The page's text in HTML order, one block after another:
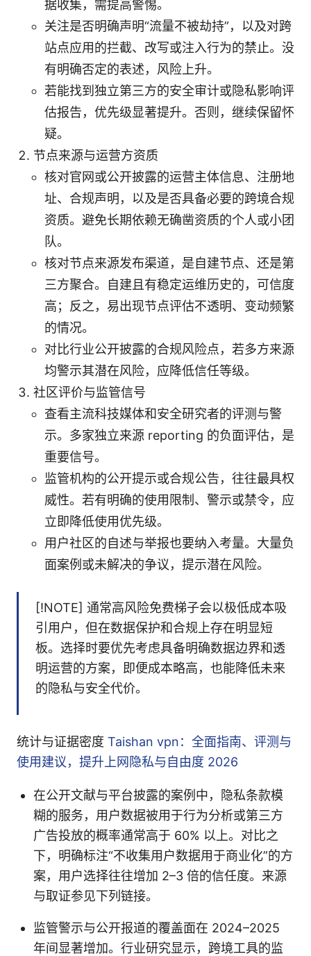
据收集，需提高警惕。
关注是否明确声明“流量不被劫持”，以及对跨
站点应用的拦截、改写或注入行为的禁止。没
有明确否定的表述，风险上升。
若能找到独立第三方的安全审计或隐私影响评
估报告，优先级显著提升。否则，继续保留怀
疑。
节点来源与运营方资质
核对官网或公开披露的运营主体信息、注册地
址、合规声明，以及是否具备必要的跨境合规
资质。避免长期依赖无确凿资质的个人或小团
队。
核对节点来源发布渠道，是自建节点、还是第
三方聚合。自建且有稳定运维历史的，可信度
高；反之，易出现节点评估不透明、变动频繁
的情况。
对比行业公开披露的合规风险点，若多方来源
均警示其潜在风险，应降低信任等级。
社区评价与监管信号
查看主流科技媒体和安全研究者的评测与警
示。多家独立来源 reporting 的负面评估，是
重要信号。
监管机构的公开提示或合规公告，往往最具权
威性。若有明确的使用限制、警示或禁令，应
立即降低使用优先级。
用户社区的自述与举报也要纳入考量。大量负
面案例或未解决的争议，提示潜在风险。
[!NOTE] 通常高风险免费梯子会以极低成本吸
引用户，但在数据保护和合规上存在明显短
板。选择时要优先考虑具备明确数据边界和透
明运营的方案，即便成本略高，也能降低未来
的隐私与安全代价。
统计与证据密度 Taishan vpn：全面指南、评测与
使用建议，提升上网隐私与自由度 2026
在公开文献与平台披露的案例中，隐私条款模
糊的服务，用户数据被用于行为分析或第三方
广告投放的概率通常高于 60% 以上。对比之
下，明确标注“不收集用户数据用于商业化”的方
案，用户选择往往增加 2–3 倍的信任度。来源
与取证参见下列链接。
监管警示与公开报道的覆盖面在 2024–2025
年间显著增加。行业研究显示，跨境工具的监